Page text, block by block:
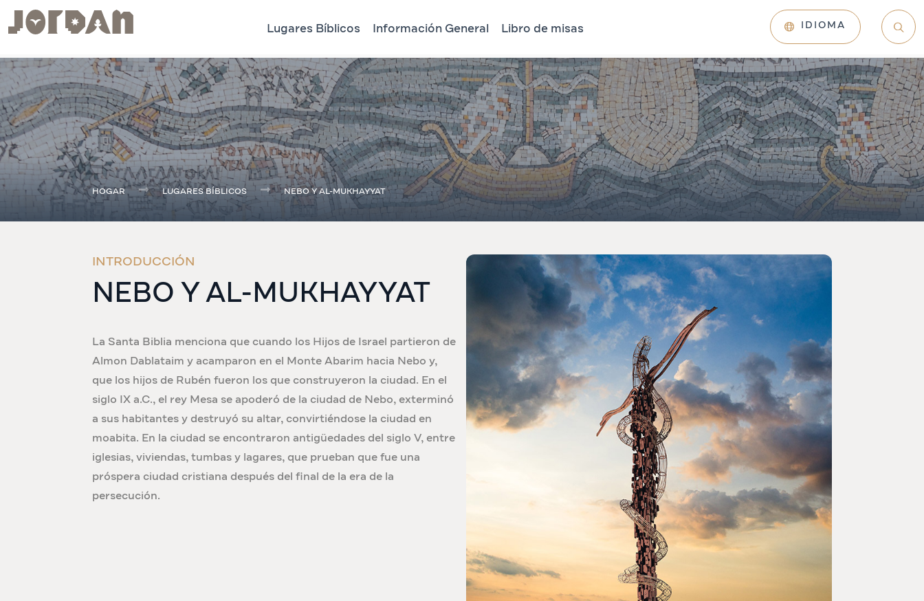
Lugares Bíblicos Información General Libro de misas IDIOMA
HOGAR LUGARES BÍBLICOS NEBO Y AL-MUKHAYYAT
INTRODUCCIÓN
NEBO Y AL-MUKHAYYAT
La Santa Biblia menciona que cuando los Hijos de Israel partieron de
Almon Dablataim y acamparon en el Monte Abarim hacia Nebo y,
que los hijos de Rubén fueron los que construyeron la ciudad. En el
siglo IX a.C., el rey Mesa se apoderó de la ciudad de Nebo, exterminó
a sus habitantes y destruyó su altar, convirtiéndose la ciudad en
moabita. En la ciudad se encontraron antigüedades del siglo V, entre
iglesias, viviendas, tumbas y lagares, que prueban que fue una
próspera ciudad cristiana después del final de la era de la
persecución.